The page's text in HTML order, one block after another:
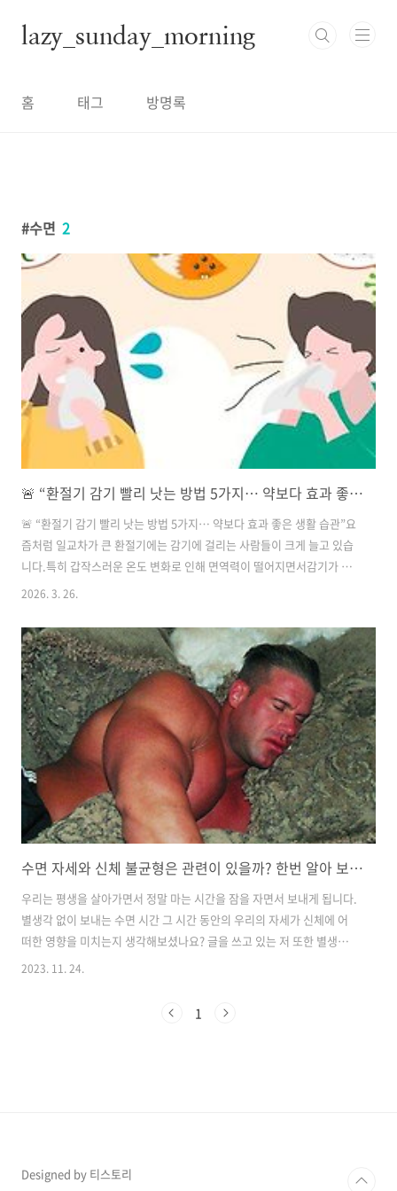
lazy_sunday_morning
홈 태그 방명록
수면 2
🚨 “환절기 감기 빨리 낫는 방법 5가지… 약보다 효과 좋은 생활 습관”
🚨 “환절기 감기 빨리 낫는 방법 5가지… 약보다 효과 좋은 생활 습관”요
즘처럼 일교차가 큰 환절기에는 감기에 걸리는 사람들이 크게 늘고 있습
니다.특히 갑작스러운 온도 변화로 인해 면역력이 떨어지면서감기가 오
래 가거나 쉽게 낫지 않는 경우도 많습니다.하지만 일상 속 작은 습관만
시는 것을 추천드립니다.아래에서 효과적인 방법을 확인해 보세요. 1. 수
분 섭취를 충분히 해야 합니다 감기에 걸렸을 때 가장 중요한 것은👉 충
분한 수분 섭취입니다.물을 자주 마시면목 점막을 보호하고 바이러스 배
출에도 도움이 됩니다.특히 따뜻한 물이나 차를 마시는 것이 좋습니다.2.
실내 습도 유지가 중요합니다건조한 환경은 감기를 더 악화시킬 수 있습
니다.👉..
2026. 3. 26.
수면 자세와 신체 불균형은 관련이 있을까? 한번 알아 보겠습니다.
우리는 평생을 살아가면서 정말 마는 시간을 잠을 자면서 보내게 됩니다.
별생각 없이 보내는 수면 시간 그 시간 동안의 우리의 자세가 신체에 어
떠한 영향을 미치는지 생각해보셨나요? 글을 쓰고 있는 저 또한 별생각
없이 하루 일과에 지처 잠들기에 바쁠 뿐입니다. 사지만 이렇게 많은 시
악영향을 가져다줍니다. 지금부터 수면 자세가 어떠한 영향을 끼치는지
2023. 11. 24.
1
Designed by 티스토리